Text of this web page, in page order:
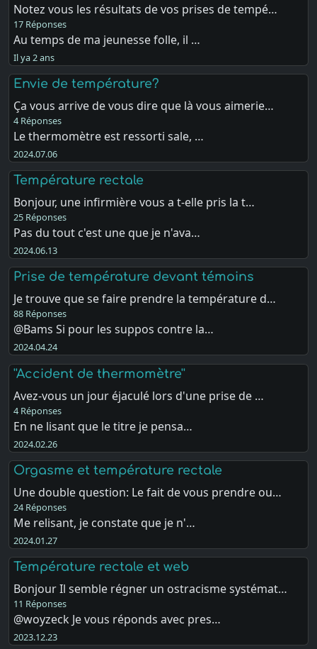
Notez vous les résultats de vos prises de tempé…
17 Réponses
Au temps de ma jeunesse folle, il …
Il ya 2 ans
Envie de température?
Ça vous arrive de vous dire que là vous aimerie…
4 Réponses
Le thermomètre est ressorti sale, …
2024.07.06
Température rectale
Bonjour, une infirmière vous a t-elle pris la t…
25 Réponses
Pas du tout c'est une que je n'ava…
2024.06.13
Prise de température devant témoins
Je trouve que se faire prendre la température d…
88 Réponses
@Bams Si pour les suppos contre la…
2024.04.24
''Accident de thermomètre''
Avez-vous un jour éjaculé lors d'une prise de …
4 Réponses
En ne lisant que le titre je pensa…
2024.02.26
Orgasme et température rectale
Une double question: Le fait de vous prendre ou…
24 Réponses
Me relisant, je constate que je n'…
2024.01.27
Température rectale et web
Bonjour Il semble régner un ostracisme systémat…
11 Réponses
@woyzeck Je vous réponds avec pres…
2023.12.23